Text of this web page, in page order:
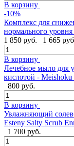
В корзину
-10%
Комплекс для
нормального
1 850 руб.
1 665
В корзину
Лечебное мыло для
кислотой -
800 руб.
В корзину
Увлажняющий
Esteny Salty Scrub
1 700 руб.